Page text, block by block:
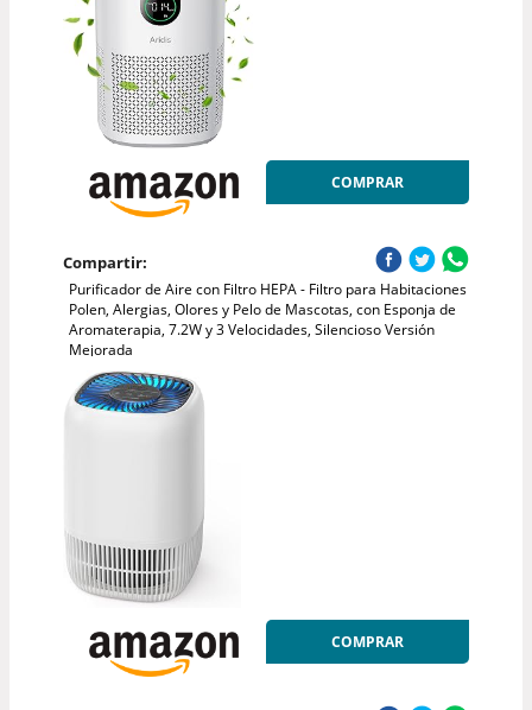
COMPRAR
Compartir:
Purificador de Aire con Filtro HEPA - Filtro para Habitaciones
Polen, Alergias, Olores y Pelo de Mascotas, con Esponja de
Aromaterapia, 7.2W y 3 Velocidades, Silencioso Versión
Mejorada
COMPRAR